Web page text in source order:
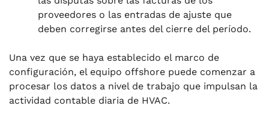
proveedores o las entradas de ajuste que
deben corregirse antes del cierre del período.
Una vez que se haya establecido el marco de
configuración, el equipo offshore puede comenzar a
procesar los datos a nivel de trabajo que impulsan la
actividad contable diaria de HVAC.